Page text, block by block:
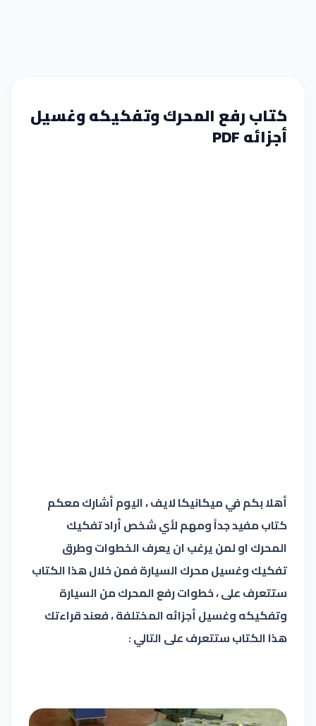
كتاب رفع المحرك وتفكيكه وغسيل
أجزائه PDF
أهلا بكم في ميكانيكا لايف ، اليوم أشارك معكم
كتاب مفيد جداً ومهم لأي شخص أراد تفكيك
المحرك او لمن يرغب ان يعرف الخطوات وطرق
تفكيك وغسيل محرك السيارة فمن خلال هذا الكتاب
ستتعرف على ، خطوات رفع المحرك من السيارة
وتفكيكه وغسيل أجزائه المختلفة ، فعند قراءتك
هذا الكتاب ستتعرف على التالي :